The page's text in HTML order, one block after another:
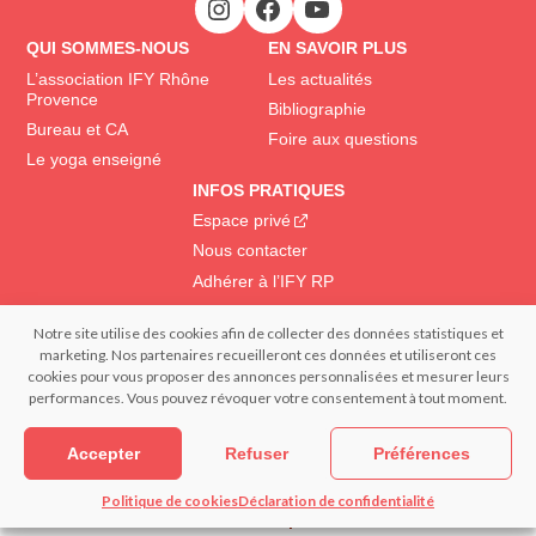
Notre site utilise des cookies afin de collecter des données statistiques et
marketing. Nos partenaires recueilleront ces données et utiliseront ces
cookies pour vous proposer des annonces personnalisées et mesurer leurs
performances. Vous pouvez révoquer votre consentement à tout moment.
Accepter Refuser Préférences
Politique de cookiesDéclaration de confidentialité
S’informer Pratiquer
Devenir
Espace privé
QUI SOMMES-NOUS
L’association IFY Rhône
Provence
Bureau et CA
Le yoga enseigné
EN SAVOIR PLUS
Les actualités
Bibliographie
Foire aux questions
INFOS PRATIQUES
Espace privé
Nous contacter
Adhérer à l’IFY RP
© 2022 IFY Institut Français du Yoga | Tous droits réservés – Reproduction
interdite | Réalisation : – FRANCECOM, Agence digitale
Mentions légales Confidentialité et données personnelles
Politique de cookies (EU)